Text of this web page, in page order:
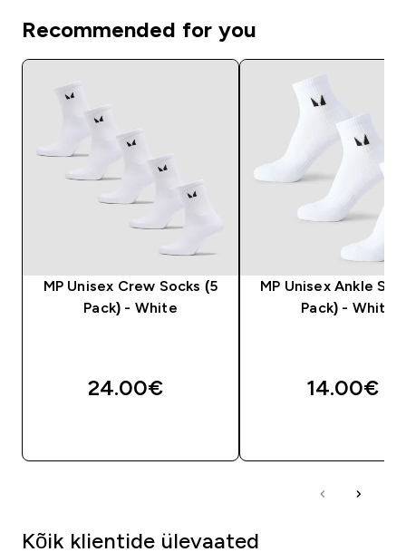
Recommended for you
MP Unisex Crew Socks (5
Pack) - White
24.00€‎
MP Unisex Ankle
Pack) - White
14.00€‎
Kõik klientide ülevaated